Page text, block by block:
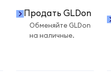
Продать GLDon
Обменяйте GLDon
на наличные.